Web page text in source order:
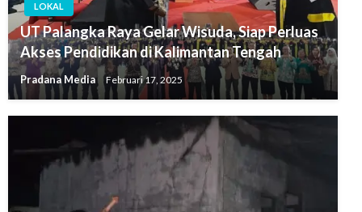
LOKAL
UT Palangka Raya Gelar Wisuda, Siap Perluas
Akses Pendidikan di Kalimantan Tengah
Pradana Media Februari 17, 2025